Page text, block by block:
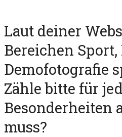
Laut deiner
Bereichen
Demofotografie
Zähle bitte für
Besonderheiten
muss?